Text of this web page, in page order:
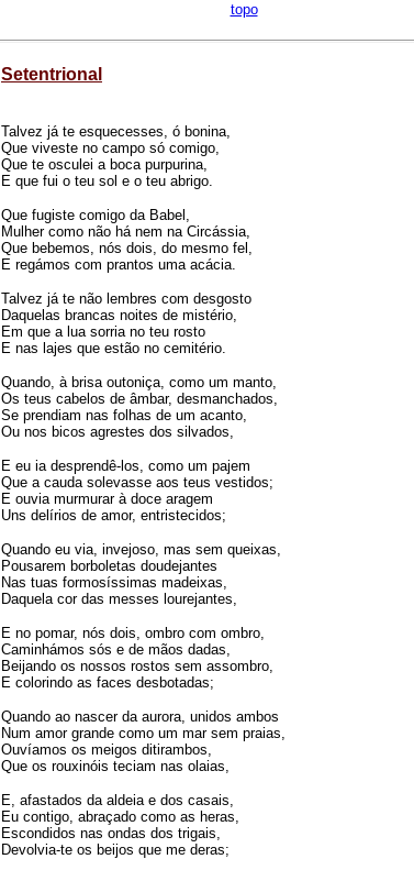
topo
Setentrional
Talvez já te esquecesses, ó bonina,
Que viveste no campo só comigo,
Que te osculei a boca purpurina,
E que fui o teu sol e o teu abrigo.
Que fugiste comigo da Babel,
Mulher como não há nem na Circássia,
Que bebemos, nós dois, do mesmo fel,
E regámos com prantos uma acácia.
Talvez já te não lembres com desgosto
Daquelas brancas noites de mistério,
Em que a lua sorria no teu rosto
E nas lajes que estão no cemitério.
Quando, à brisa outoniça, como um manto,
Os teus cabelos de âmbar, desmanchados,
Se prendiam nas folhas de um acanto,
Ou nos bicos agrestes dos silvados,
E eu ia desprendê-los, como um pajem
Que a cauda solevasse aos teus vestidos;
E ouvia murmurar à doce aragem
Uns delírios de amor, entristecidos;
Quando eu via, invejoso, mas sem queixas,
Pousarem borboletas doudejantes
Nas tuas formosíssimas madeixas,
Daquela cor das messes lourejantes,
E no pomar, nós dois, ombro com ombro,
Caminhámos sós e de mãos dadas,
Beijando os nossos rostos sem assombro,
E colorindo as faces desbotadas;
Quando ao nascer da aurora, unidos ambos
Num amor grande como um mar sem praias,
Ouvíamos os meigos ditirambos,
Que os rouxinóis teciam nas olaias,
E, afastados da aldeia e dos casais,
Eu contigo, abraçado como as heras,
Escondidos nas ondas dos trigais,
Devolvia-te os beijos que me deras;